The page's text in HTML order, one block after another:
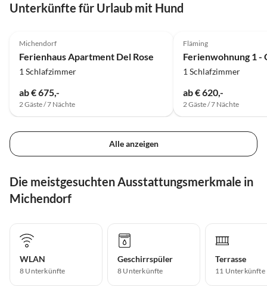
Unterkünfte für Urlaub mit Hund
Michendorf
Ferienhaus Apartment Del Rose
1 Schlafzimmer
ab € 675,-
2 Gäste / 7 Nächte
Fläming
1 Schlafzimmer
ab € 620,-
2 Gäste / 7 Nächte
Alle anzeigen
Die meistgesuchten Ausstattungsmerkmale in
Michendorf
WLAN
8 Unterkünfte
Geschirrspüler
8 Unterkünfte
Terrasse
11 Unterkünfte